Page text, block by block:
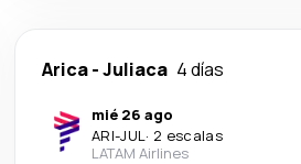
Arica-Juliaca 4 días
mié 26 ago
ARI-JUL· 2 escalas
LATAM Airlines